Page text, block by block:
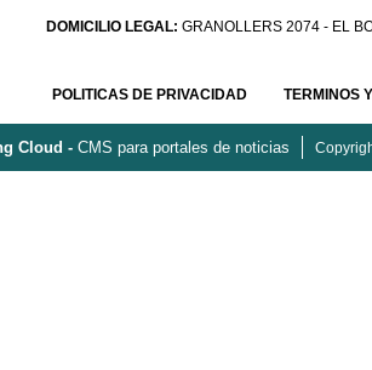
DOMICILIO LEGAL:GRANOLLERS 2074 - EL
POLITICAS DE PRIVACIDAD TERMINOS
Cloud - CMS para portales de noticias